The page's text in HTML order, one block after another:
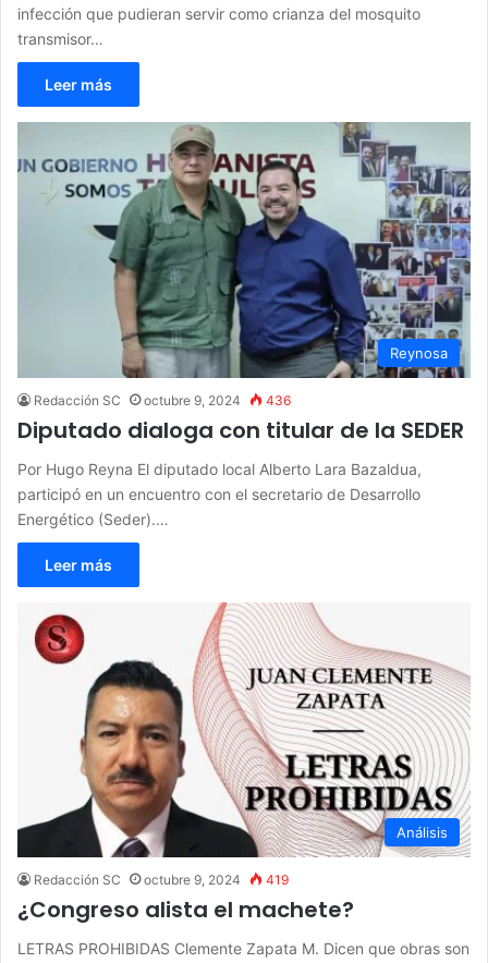
infección que pudieran servir como crianza del mosquito
transmisor…
Leer más
Reynosa
Redacción SC octubre 9, 2024 436
Diputado dialoga con titular de la SEDER
Por Hugo Reyna El diputado local Alberto Lara Bazaldua,
participó en un encuentro con el secretario de Desarrollo
Energético (Seder).…
Leer más
Análisis
Redacción SC octubre 9, 2024 419
¿Congreso alista el machete?
LETRAS PROHIBIDAS Clemente Zapata M. Dicen que obras son